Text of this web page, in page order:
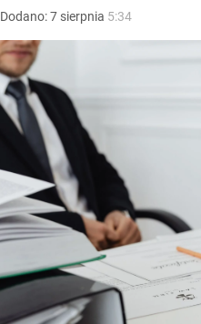
Dodano:7 sierpnia 5:34